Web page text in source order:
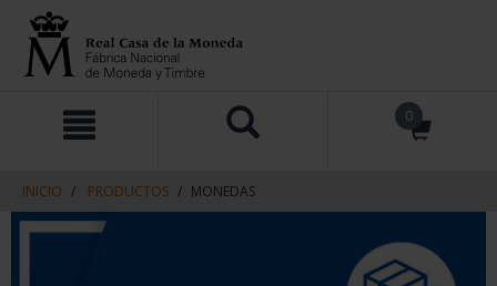
contenido
navegacin
0
INICIO PRODUCTOS MONEDAS